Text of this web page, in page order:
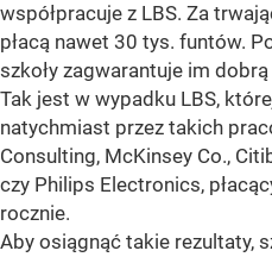
współpracuje z LBS. Za
płacą nawet 30 tys. funtów.
szkoły zagwarantuje im
Tak jest w wypadku LBS,
natychmiast przez takich
Consulting, McKinsey Co.,
czy Philips Electronics,
rocznie.
Aby osiągnąć takie rezultaty,